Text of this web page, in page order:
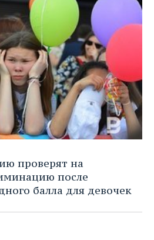
проверят на
после
балла для девочек